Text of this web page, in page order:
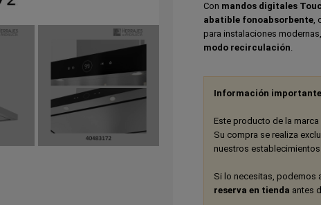
Con mandos digitales
abatible fonoabsorbente,
para instalaciones
modo recirculación.
Información
Este producto de la
Su compra se realiza
nuestros
Si lo necesitas, podemos
reserva en tienda antes